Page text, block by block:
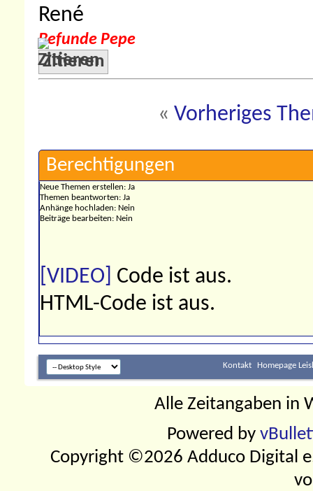
René
Befunde Pepe
Zitieren
« Vorheriges
Berechtigungen
Neue Themen erstellen: Ja
Themen beantworten: Ja
Anhänge hochladen: Nein
Beiträge bearbeiten: Nein
[VIDEO] Code ist aus.
HTML-Code ist aus.
Kontakt Homepage
Alle Zeitangaben in
Powered by
Copyright ©2026 Adduco Digital